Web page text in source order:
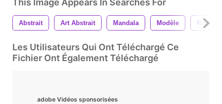
This Image Appears In Searches For
Abstrait Art Abstrait Mandala Modèle Rose
Les Utilisateurs Qui Ont Téléchargé Ce
Fichier Ont Également Téléchargé
adobe Vidéos sponsorisées